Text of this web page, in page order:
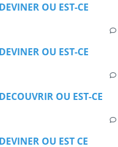
OU EST-CE
OU EST-CE
OU EST-CE
OU EST CE